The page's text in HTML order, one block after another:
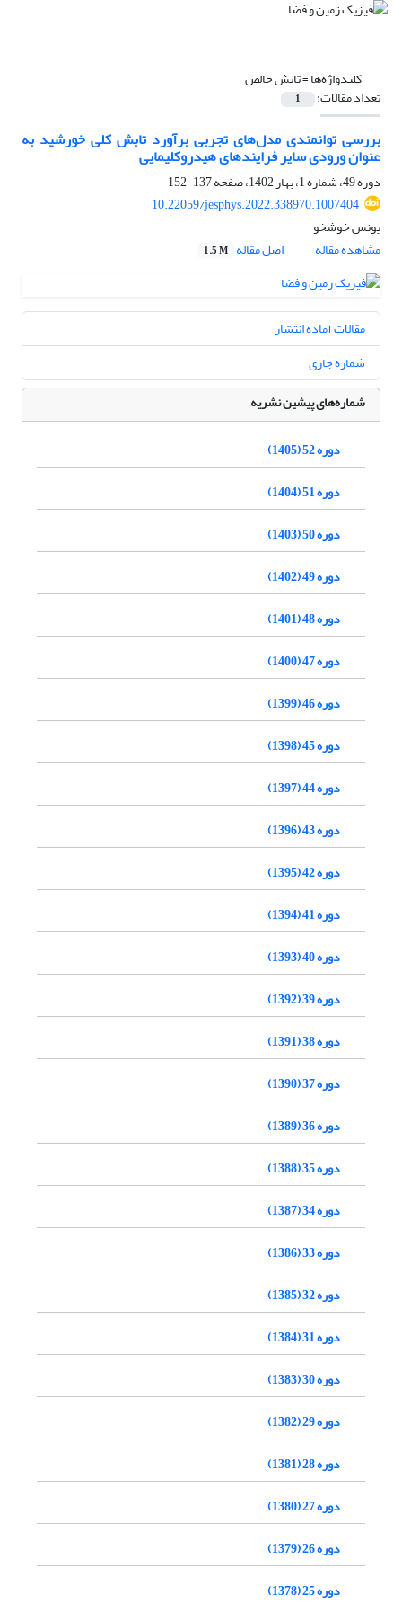
کلیدواژه‌ها =تابش خالص
تعداد مقالات: 1
بررسی توانمندی مدل‌های تجربی برآورد تابش کلی خورشید به
عنوان ورودی سایر فرایندهای هیدروکلیمایی
دوره 49، شماره 1، بهار 1402، صفحه
137-152
10.22059/jesphys.2022.338970.1007404
یونس خوشخو
مشاهده مقاله
اصل مقاله 1.5 M
مقالات آماده انتشار
شماره جاری
شماره‌های پیشین نشریه
دوره 52 (1405)
دوره 51 (1404)
دوره 50 (1403)
دوره 49 (1402)
دوره 48 (1401)
دوره 47 (1400)
دوره 46 (1399)
دوره 45 (1398)
دوره 44 (1397)
دوره 43 (1396)
دوره 42 (1395)
دوره 41 (1394)
دوره 40 (1393)
دوره 39 (1392)
دوره 38 (1391)
دوره 37 (1390)
دوره 36 (1389)
دوره 35 (1388)
دوره 34 (1387)
دوره 33 (1386)
دوره 32 (1385)
دوره 31 (1384)
دوره 30 (1383)
دوره 29 (1382)
دوره 28 (1381)
دوره 27 (1380)
دوره 26 (1379)
دوره 25 (1378)